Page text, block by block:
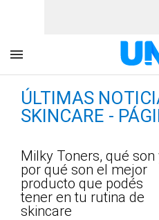
ÚLTIMAS
SKINCARE -
Milky Toners, qué son
por qué son el mejor
producto que podés
tener en tu rutina de
skincare